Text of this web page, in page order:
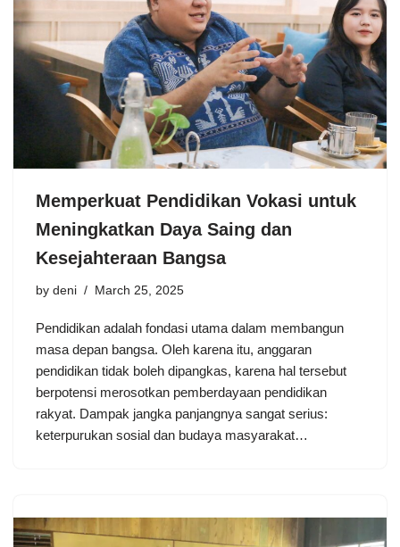
Memperkuat Pendidikan Vokasi untuk
Meningkatkan Daya Saing dan
Kesejahteraan Bangsa
by deni March 25, 2025
Pendidikan adalah fondasi utama dalam membangun
masa depan bangsa. Oleh karena itu, anggaran
pendidikan tidak boleh dipangkas, karena hal tersebut
berpotensi merosotkan pemberdayaan pendidikan
rakyat. Dampak jangka panjangnya sangat serius:
keterpurukan sosial dan budaya masyarakat…